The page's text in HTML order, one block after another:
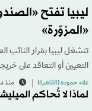
ليبيا تفتح
«المزوّرة»
تنشغل ليبيا بقرار النائب
التعيين أو التعاقد على
علاء حموده (القاهرة) منذ
لماذا لا تُحاكم